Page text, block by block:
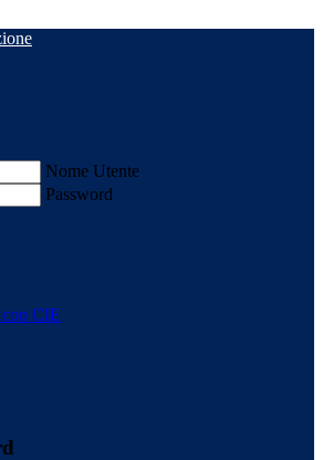
Nome Utente
Password
CIE